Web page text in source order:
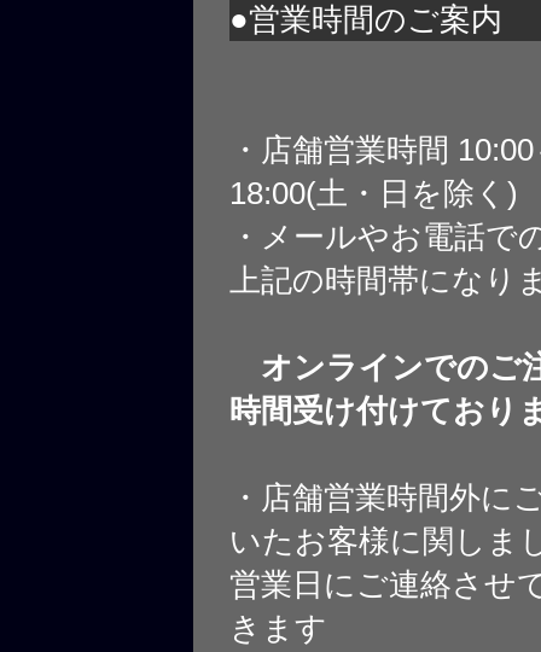
●営業時間のご案内
・店舗営業時間
18:00(土・日を除く)
・メールやお電話で
上記の時間帯になり
オンラインでのご
時間受け付けており
・店舗営業時間外に
いたお客様に関しま
営業日にご連絡させ
きます